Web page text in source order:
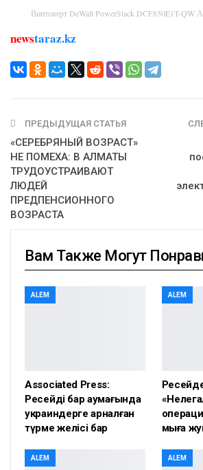
Винтоверт DeWalt PowerStack DCF850E1T-QW
newstaraz.kz
ПРЕДЫДУЩАЯ СТАТЬЯ
«СЕРЕБРЯНЫЙ ВОЗРАСТ»
НЕ ПОМЕХА: В АЛМАТЫ
ТРУДОУСТРАИВАЮТ
ЛЮДЕЙ
ПРЕДПЕНСИОННОГО
ВОЗРАСТА
Вам Также Могут
ALEM
Associated Press:
Ресейдің бар аумағында
украиндерге арналған
түрме желісі бар
ALEM
мыңға
ALEM ALEM